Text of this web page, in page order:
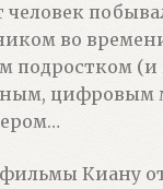
человек
во
подростком (и
цифровым
Киану